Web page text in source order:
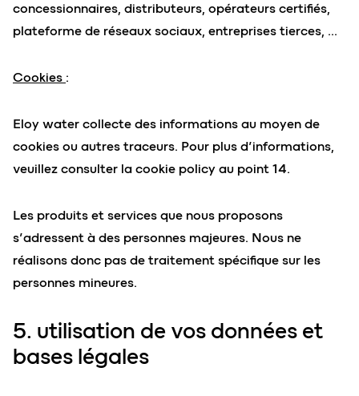
concessionnaires, distributeurs, opérateurs certifiés,
plateforme de réseaux sociaux, entreprises tierces, …
Cookies :
Eloy water collecte des informations au moyen de
cookies ou autres traceurs. Pour plus d’informations,
veuillez consulter la cookie policy au point 14.
Les produits et services que nous proposons
s’adressent à des personnes majeures. Nous ne
réalisons donc pas de traitement spécifique sur les
personnes mineures.
5. utilisation de vos données et
bases légales